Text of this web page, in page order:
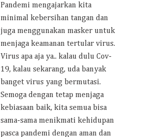
Pandemi mengajarkan kita
minimal kebersihan tangan dan
juga menggunakan masker untuk
menjaga keamanan tertular virus.
Virus apa aja ya.. kalau dulu Cov-
19, kalau sekarang, uda banyak
banget virus yang bermutasi.
Semoga dengan tetap menjaga
kebiasaan baik, kita semua bisa
sama-sama menikmati kehidupan
pasca pandemi dengan aman dan